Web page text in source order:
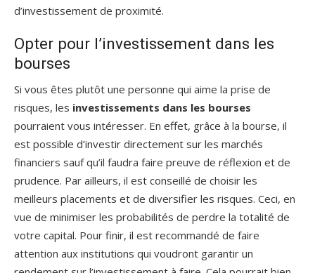
d’investissement de proximité.
Opter pour l’investissement dans les
bourses
Si vous êtes plutôt une personne qui aime la prise de
risques, les investissements dans les bourses
pourraient vous intéresser. En effet, grâce à la bourse, il
est possible d’investir directement sur les marchés
financiers sauf qu’il faudra faire preuve de réflexion et de
prudence. Par ailleurs, il est conseillé de choisir les
meilleurs placements et de diversifier les risques. Ceci, en
vue de minimiser les probabilités de perdre la totalité de
votre capital. Pour finir, il est recommandé de faire
attention aux institutions qui voudront garantir un